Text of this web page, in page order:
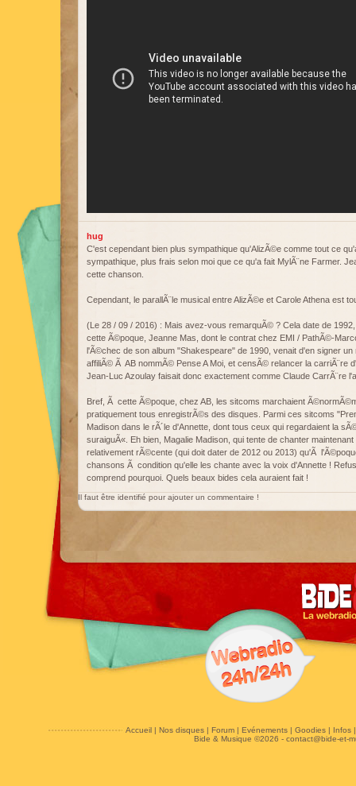
hug
C'est cependant bien plus sympathique qu'AlizÃ©e comme tout ce
sympathique, plus frais selon moi que ce qu'a fait MylÃ¨ne Farmer.
cette chanson.
Cependant, le parallÃ¨le musical entre AlizÃ©e et Carole Athena est
(Le 28 / 09 / 2016) : Mais avez-vous remarquÃ© ? Cela date de
cette Ã©poque, Jeanne Mas, dont le contrat chez EMI / PathÃ©-
l'Ã©chec de son album "Shakespeare" de 1990, venait d'en signer un
affiliÃ© Ã AB nommÃ© Pense A Moi, et censÃ© relancer la carriÃ¨re
Jean-Luc Azoulay faisait donc exactement comme Claude CarrÃ¨re
Bref, Ã cette Ã©poque, chez AB, les sitcoms marchaient
pratiquement tous enregistrÃ©s des disques. Parmi ces sitcoms
Madison dans le rÃ´le d'Annette, dont tous ceux qui regardaient la
suraiguÃ«. Eh bien, Magalie Madison, qui tente de chanter
relativement rÃ©cente (qui doit dater de 2012 ou 2013) qu'Ã
chansons Ã condition qu'elle les chante avec la voix d'Annette !
comprend pourquoi. Quels beaux bides cela auraient fait !
Il faut être identifié pour ajouter un commentaire !
Accueil| Nos disques| Forum| Evénements| Goodies| Infos
Bide & Musique ©2026 - contact@bide-et-